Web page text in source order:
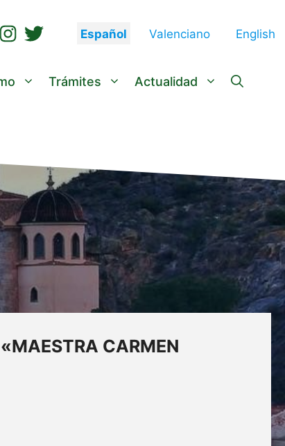
Español Valenciano English
Trámites Actualidad
CARMEN